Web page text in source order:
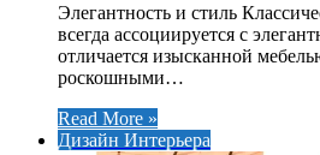
Элегантность и стиль
всегда ассоциируется с
отличается изысканной
роскошными…
Read More »
Дизайн Интерьера